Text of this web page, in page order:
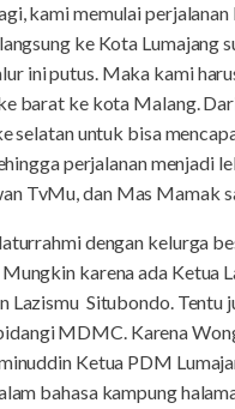
kami memulai
ke Kota
ini putus. Maka kami
barat ke kota Malang.
untuk bisa
perjalanan menjadi
TvMu, dan Mas Mamak
dengan kelurga
karena ada Ketua
Lazismu Situbondo.
MDMC. Karena
Ketua PDM
bahasa kampung